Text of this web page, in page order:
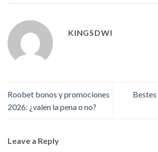
KINGSDWI
Roobet bonos y promociones
2026: ¿valen la pena o no?
Leave a Reply